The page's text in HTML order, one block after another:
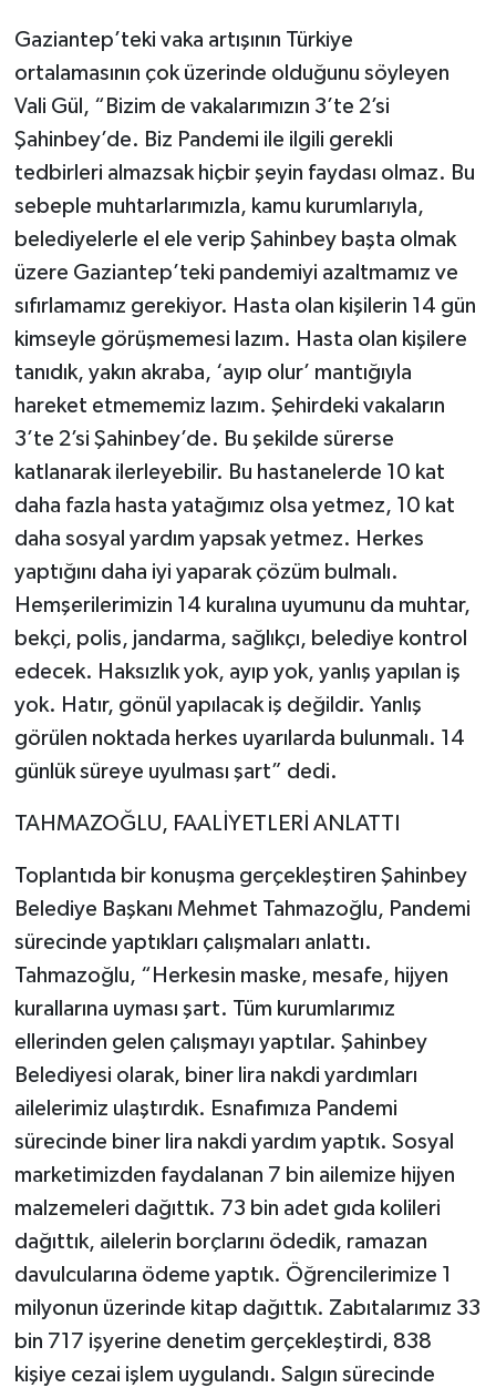
Gaziantep’teki vaka artışının Türkiye
ortalamasının çok üzerinde olduğunu söyleyen
Vali Gül, “Bizim de vakalarımızın 3’te 2’si
Şahinbey’de. Biz Pandemi ile ilgili gerekli
tedbirleri almazsak hiçbir şeyin faydası olmaz. Bu
sebeple muhtarlarımızla, kamu kurumlarıyla,
belediyelerle el ele verip Şahinbey başta olmak
üzere Gaziantep’teki pandemiyi azaltmamız ve
sıfırlamamız gerekiyor. Hasta olan kişilerin 14 gün
kimseyle görüşmemesi lazım. Hasta olan kişilere
tanıdık, yakın akraba, ‘ayıp olur’ mantığıyla
hareket etmememiz lazım. Şehirdeki vakaların
3’te 2’si Şahinbey’de. Bu şekilde sürerse
katlanarak ilerleyebilir. Bu hastanelerde 10 kat
daha fazla hasta yatağımız olsa yetmez, 10 kat
daha sosyal yardım yapsak yetmez. Herkes
yaptığını daha iyi yaparak çözüm bulmalı.
Hemşerilerimizin 14 kuralına uyumunu da muhtar,
bekçi, polis, jandarma, sağlıkçı, belediye kontrol
edecek. Haksızlık yok, ayıp yok, yanlış yapılan iş
yok. Hatır, gönül yapılacak iş değildir. Yanlış
görülen noktada herkes uyarılarda bulunmalı. 14
günlük süreye uyulması şart” dedi.
TAHMAZOĞLU, FAALİYETLERİ ANLATTI
Toplantıda bir konuşma gerçekleştiren Şahinbey
Belediye Başkanı Mehmet Tahmazoğlu, Pandemi
sürecinde yaptıkları çalışmaları anlattı.
Tahmazoğlu, “Herkesin maske, mesafe, hijyen
kurallarına uyması şart. Tüm kurumlarımız
ellerinden gelen çalışmayı yaptılar. Şahinbey
Belediyesi olarak, biner lira nakdi yardımları
ailelerimiz ulaştırdık. Esnafımıza Pandemi
sürecinde biner lira nakdi yardım yaptık. Sosyal
marketimizden faydalanan 7 bin ailemize hijyen
malzemeleri dağıttık. 73 bin adet gıda kolileri
dağıttık, ailelerin borçlarını ödedik, ramazan
davulcularına ödeme yaptık. Öğrencilerimize 1
milyonun üzerinde kitap dağıttık. Zabıtalarımız 33
bin 717 işyerine denetim gerçekleştirdi, 838
kişiye cezai işlem uygulandı. Salgın sürecinde